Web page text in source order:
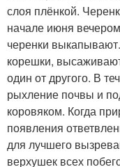
слоя плёнкой.
начале июня
черенки
корешки,
один от другого. В
рыхление почвы и
коровяком. Когда
появления
для лучшего
верхушек всех